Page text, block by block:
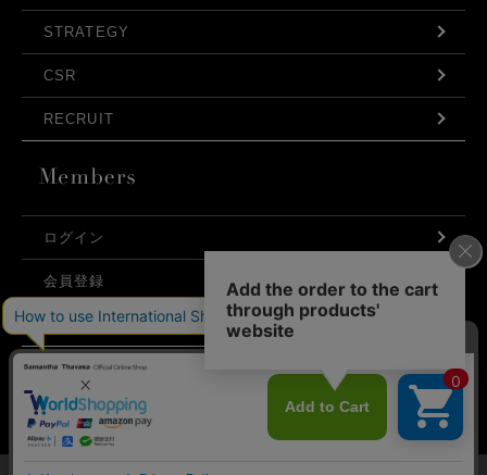
STRATEGY
CSR
RECRUIT
ログイン
会員登録
利用規約
お問い合わせ
プライバシーポリシー
弊社はCookieを利用し、Webの利便性向上に努め
ております。「承諾する」をクリックしていただ
くと、お客様に最適な内容を提供することが可能
承諾する